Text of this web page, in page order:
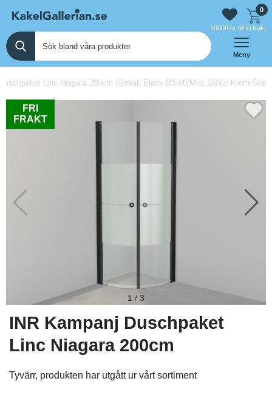
0
10000 kr till fri frakt
Meny
Linc Niagara 200cm (Streak Black 80x80/Mist 150cc Krom/
FRI
FRAKT
1 / 3
INR Kampanj Duschpaket
Linc Niagara 200cm
Tyvärr, produkten har utgått ur vårt sortiment